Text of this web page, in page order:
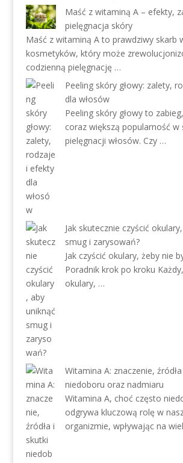
Maść z witaminą A – efekty,
pielęgnacja skóry
Maść z witaminą A to prawdziwy skarb
kosmetyków, który może
codzienną pielęgnację …
Peeling skóry głowy: zalety,
dla włosów
Peeling skóry głowy to
coraz większą popularność w
pielęgnacji włosów. Czy …
Jak skutecznie czyścić
smug i zarysowań?
Jak czyścić okulary, żeby nie
Poradnik krok po kroku
okulary, …
Witamina A: znaczenie,
niedoboru oraz nadmiaru
Witamina A, choć często
odgrywa kluczową rolę w
organizmie, wpływając na